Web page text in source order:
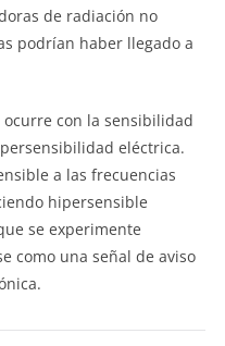
de radiación no
podrían haber llegado a
con la sensibilidad
eléctrica.
a las frecuencias
hipersensible
se experimente
como una señal de aviso